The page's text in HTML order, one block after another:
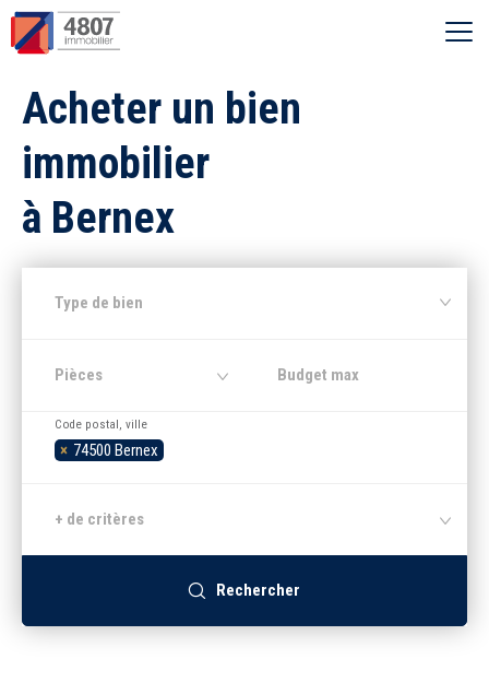
Vente
Location
Estimer
Recherche par ville
Ouvrir le menu
Acheter un bien
immobilier
à Bernex
Type de bien
Pièces
× 74500 Bernex
Code postal, ville
+ de critères
Rechercher